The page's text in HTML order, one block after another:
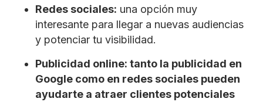
Redes sociales: una opción muy
interesante para llegar a nuevas audiencias
y potenciar tu visibilidad.
Publicidad online: tanto la publicidad en
Google como en redes sociales pueden
ayudarte a atraer clientes potenciales